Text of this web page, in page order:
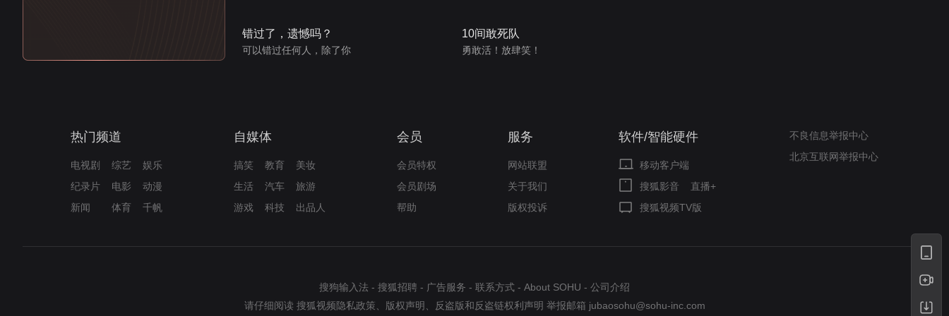
错过了，遗憾吗？
可以错过任何人，除了你
10间敢死队
勇敢活！放肆笑！
热门频道
电视剧 综艺
娱乐
纪录片
电影
动漫
新闻
体育 千帆
自媒体
搞笑 教育
美妆
生活
汽车
旅游
游戏
科技 出品人
会员
会员特权
会员剧场
帮助
服务
网站联盟
关于我们
版权投诉
软件/智能硬件
移动客户端
搜狐影音
直播+
搜狐视频TV版
不良信息举报中心
北京互联网举报中心
搜狗输入法 - 搜狐招聘 - 广告服务 - 联系方式 - About SOHU - 公司介绍
请仔细阅读 搜狐视频隐私政策 版权声明 反盗版和反盗链权利声明 举报邮箱 jubaosohu@sohu-inc.com